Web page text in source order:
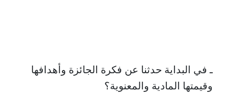
ـ في البداية حدثنا عن فكرة الجائزة وأهدافها
وقيمتها المادية والمعنوية؟